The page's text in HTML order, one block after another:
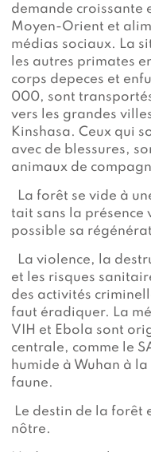
demande croissante
Moyen-Orient et
médias sociaux. La
les autres primates
corps depeces et
000, sont
vers les grandes
Kinshasa. Ceux qui
avec de blessures,
animaux de
La forêt se vide à
tait sans la présence
possible sa
La violence, la
et les risques
des activités
faut éradiquer. La
VIH et Ebola sont
centrale, comme le
humide à Wuhan à
faune.
Le destin de la forêt
nôtre.